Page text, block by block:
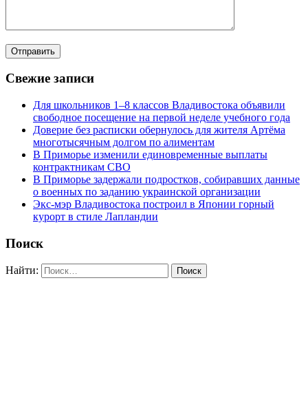
Свежие записи
Для школьников 1–8 классов Владивостока объявили
свободное посещение на первой неделе учебного года
Доверие без расписки обернулось для жителя Артёма
многотысячным долгом по алиментам
В Приморье изменили единовременные выплаты
контрактникам СВО
В Приморье задержали подростков, собиравших данные
о военных по заданию украинской организации
Экс-мэр Владивостока построил в Японии горный
курорт в стиле Лапландии
Поиск
Найти: